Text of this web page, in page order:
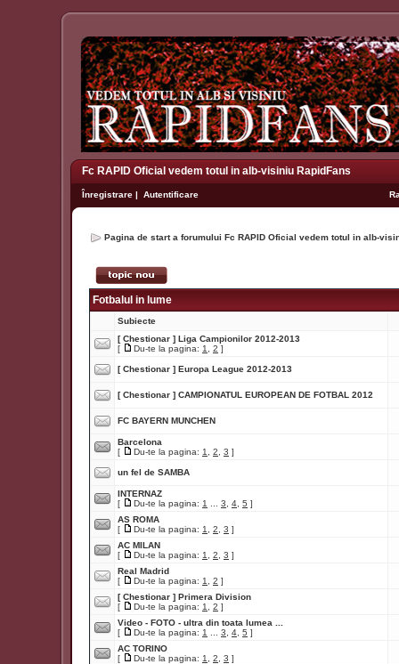
Fc RAPID Oficial vedem totul in alb-visiniu RapidFans
Înregistrare | Autentificare
Pagina de start a forumului Fc RAPID Oficial vedem totul in alb-
Fotbalul in lume
Subiecte
[ Chestionar ] Liga Campionilor 2012-2013
[
Du-te la pagina: 1 2 ]
[ Chestionar ] Europa League 2012-2013
[ Chestionar ] CAMPIONATUL EUROPEAN DE FOTBAL 2012
FC BAYERN MUNCHEN
Barcelona
[
Du-te la pagina: 1 2 3 ]
un fel de SAMBA
INTERNAZ
[
Du-te la pagina: 1 3 4 5 ]
AS ROMA
[
Du-te la pagina: 1 2 3 ]
AC MILAN
[
Du-te la pagina: 1 2 3 ]
Real Madrid
[
Du-te la pagina: 1 2 ]
[ Chestionar ] Primera Division
[
Du-te la pagina: 1 2 ]
Video - FOTO - ultra din toata lumea ...
[
Du-te la pagina: 1 3 4 5 ]
AC TORINO
[
Du-te la pagina: 1 2 3 ]